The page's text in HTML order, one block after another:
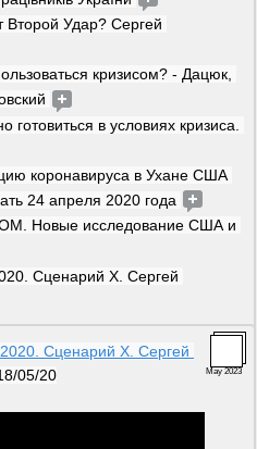
Второй Удар? Сергей
кризисом? - Дацюк,
готовиться в условиях кризиса.
коронавируса в Ухане США
24 апреля 2020 года
Новые исследование США и
Сценарий Х. Сергей
May 2023
Сценарий Х. Сергей
05/20